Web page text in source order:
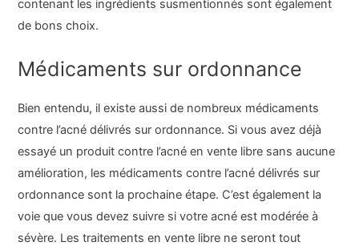
contenant les ingrédients susmentionnés sont également
de bons choix.
Médicaments sur ordonnance
Bien entendu, il existe aussi de nombreux médicaments
contre l’acné délivrés sur ordonnance. Si vous avez déjà
essayé un produit contre l’acné en vente libre sans aucune
amélioration, les médicaments contre l’acné délivrés sur
ordonnance sont la prochaine étape. C’est également la
voie que vous devez suivre si votre acné est modérée à
sévère. Les traitements en vente libre ne seront tout